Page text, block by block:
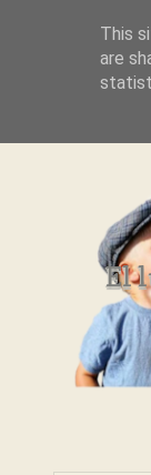
Inicio
El
This
are